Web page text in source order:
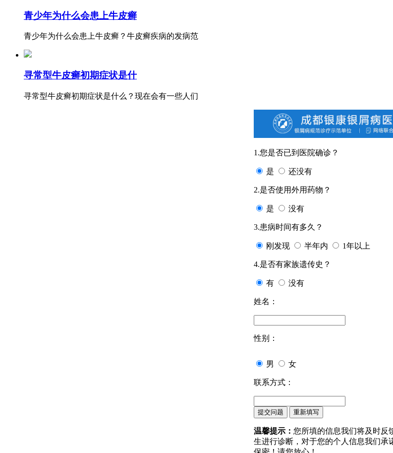
青少年为什么会患上牛皮癣
青少年为什么会患上牛皮癣？牛皮癣疾病的发病范
寻常型牛皮癣初期症状是什
寻常型牛皮癣初期症状是什么？现在会有一些人们
1.您是否已到医院确诊？
是 还没有
2.是否使用外用药物？
是 没有
3.患病时间有多久？
刚发现 半年内 1年以上
4.是否有家族遗传史？
有 没有
姓名：
性别：
男 女
联系方式：
温馨提示： 您所填的信息我们将及时反
生进行诊断，对于您的个人信息我们承